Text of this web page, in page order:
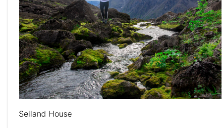
Seiland House